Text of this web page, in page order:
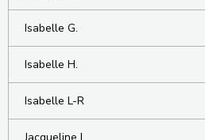
Isabelle G.
Isabelle H.
Isabelle L-R